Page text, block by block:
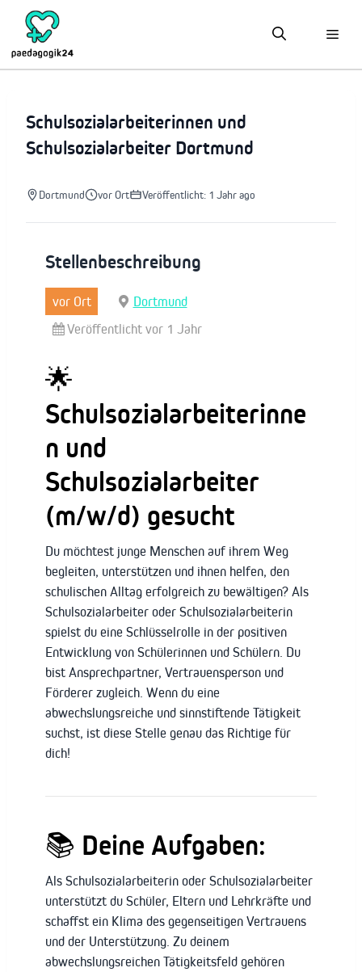
Inhalt
springen
Schulsozialarbeiterinnen und
Schulsozialarbeiter Dortmund
Dortmund vor Ort Veröffentlicht: 1 Jahr ago
Stellenbeschreibung
vor Ort
Dortmund
Veröffentlicht vor 1 Jahr
🌟
Schulsozialarbeiterinne
n und
Schulsozialarbeiter
(m/w/d) gesucht
Du möchtest junge Menschen auf ihrem Weg
begleiten, unterstützen und ihnen helfen, den
schulischen Alltag erfolgreich zu bewältigen? Als
Schulsozialarbeiter oder Schulsozialarbeiterin
spielst du eine Schlüsselrolle in der positiven
Entwicklung von Schülerinnen und Schülern. Du
bist Ansprechpartner, Vertrauensperson und
Förderer zugleich. Wenn du eine
abwechslungsreiche und sinnstiftende Tätigkeit
suchst, ist diese Stelle genau das Richtige für
dich!
📚 Deine Aufgaben:
Als Schulsozialarbeiterin oder Schulsozialarbeiter
unterstützt du Schüler, Eltern und Lehrkräfte und
schaffst ein Klima des gegenseitigen Vertrauens
und der Unterstützung. Zu deinem
abwechslungsreichen Tätigkeitsfeld gehören